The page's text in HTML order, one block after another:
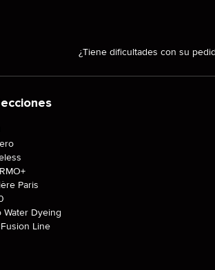
¿Tiene dificultades con su
Paris
Water Dyeing
Line